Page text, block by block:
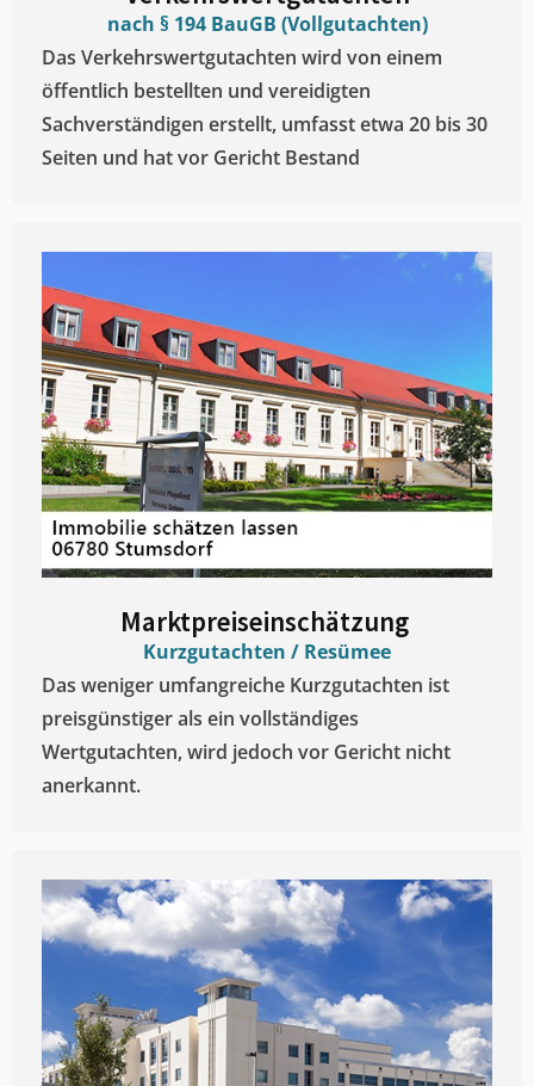
nach § 194 BauGB (Vollgutachten)
Das Verkehrswertgutachten wird von einem
öffentlich bestellten und vereidigten
Sachverständigen erstellt, umfasst etwa 20 bis 30
Seiten und hat vor Gericht Bestand
Marktpreiseinschätzung ​
Kurzgutachten / Resümee
Das weniger umfangreiche Kurzgutachten ist
preisgünstiger als ein vollständiges
Wertgutachten, wird jedoch vor Gericht nicht
anerkannt.